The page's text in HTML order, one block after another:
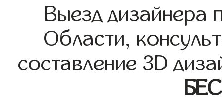
Выезд дизайнера
Области,
составление 3D